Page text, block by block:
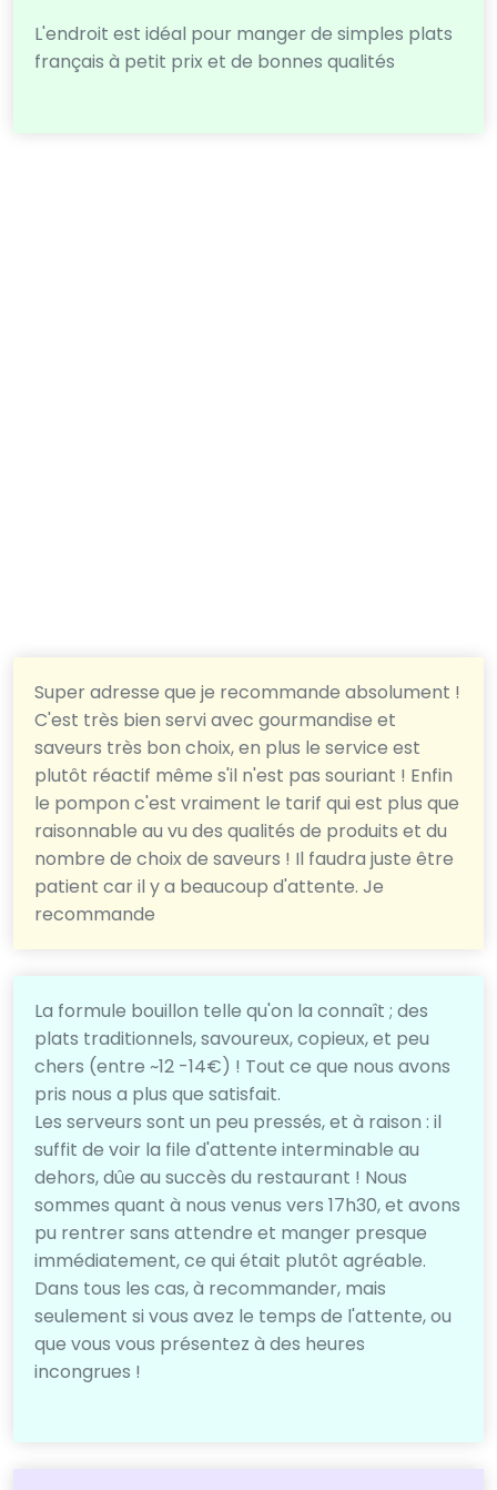
L'endroit est idéal pour manger de simples plats
français à petit prix et de bonnes qualités
Super adresse que je recommande absolument !
C'est très bien servi avec gourmandise et
saveurs très bon choix, en plus le service est
plutôt réactif même s'il n'est pas souriant ! Enfin
le pompon c'est vraiment le tarif qui est plus que
raisonnable au vu des qualités de produits et du
nombre de choix de saveurs ! Il faudra juste être
patient car il y a beaucoup d'attente. Je
recommande
La formule bouillon telle qu'on la connaît ; des
plats traditionnels, savoureux, copieux, et peu
chers (entre ~12 -14€) ! Tout ce que nous avons
pris nous a plus que satisfait.
Les serveurs sont un peu pressés, et à raison : il
suffit de voir la file d'attente interminable au
dehors, dûe au succès du restaurant ! Nous
sommes quant à nous venus vers 17h30, et avons
pu rentrer sans attendre et manger presque
immédiatement, ce qui était plutôt agréable.
Dans tous les cas, à recommander, mais
seulement si vous avez le temps de l'attente, ou
que vous vous présentez à des heures
incongrues !